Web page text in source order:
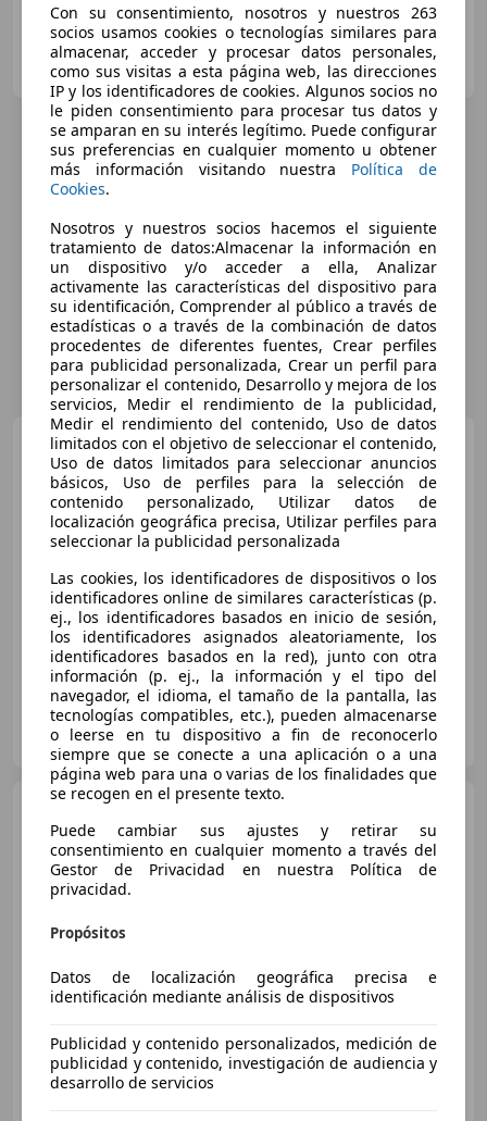
Particular
ES-24006 León
Opel InsigniaInsignia
1.6CDTI ecoFlex S
€ 8.000
Buen precio
09/2017 165.000 km Diésel 100 kW (136 CV)
Particular
ES-47100 Tordesillas
Opel Insignia
ecoFLEX Start&Stop 120 Business
10/2014 264.296 km Diésel 88 kW (120 CV)
Clidrive Group
Con su consentimiento, nosotros y nuestros 263
socios usamos cookies o tecnologías similares para
almacenar, acceder y procesar datos personales,
como sus visitas a esta página web, las direcciones
IP y los identificadores de cookies. Algunos socios no
le piden consentimiento para procesar tus datos y
se amparan en su interés legítimo. Puede configurar
sus preferencias en cualquier momento u obtener
más información visitando nuestra Política de
Cookies.
Nosotros y nuestros socios hacemos el siguiente
tratamiento de datos:Almacenar la información en
un dispositivo y/o acceder a ella, Analizar
activamente las características del dispositivo para
su identificación, Comprender al público a través de
estadísticas o a través de la combinación de datos
procedentes de diferentes fuentes, Crear perfiles
para publicidad personalizada, Crear un perfil para
personalizar el contenido, Desarrollo y mejora de los
servicios, Medir el rendimiento de la publicidad,
Medir el rendimiento del contenido, Uso de datos
limitados con el objetivo de seleccionar el contenido,
Uso de datos limitados para seleccionar anuncios
básicos, Uso de perfiles para la selección de
contenido personalizado, Utilizar datos de
localización geográfica precisa, Utilizar perfiles para
seleccionar la publicidad personalizada
Las cookies, los identificadores de dispositivos o los
identificadores online de similares características (p.
ej., los identificadores basados en inicio de sesión,
los identificadores asignados aleatoriamente, los
identificadores basados en la red), junto con otra
información (p. ej., la información y el tipo del
navegador, el idioma, el tamaño de la pantalla, las
tecnologías compatibles, etc.), pueden almacenarse
o leerse en tu dispositivo a fin de reconocerlo
siempre que se conecte a una aplicación o a una
página web para una o varias de los finalidades que
se recogen en el presente texto.
Puede cambiar sus ajustes y retirar su
consentimiento en cualquier momento a través del
Gestor de Privacidad en nuestra Política de
privacidad.
Propósitos
Datos de localización geográfica precisa e
identificación mediante análisis de dispositivos
Publicidad y contenido personalizados, medición de
publicidad y contenido, investigación de audiencia y
desarrollo de servicios